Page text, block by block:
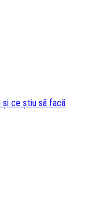
și ce știu să facă